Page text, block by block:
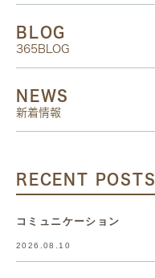
BLOG
365BLOG
NEWS
新着情報
RECENT POSTS
コミュニケーション
2026.08.10